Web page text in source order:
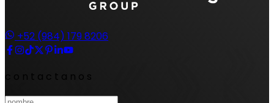
+52 (984) 179 8206
contactanos